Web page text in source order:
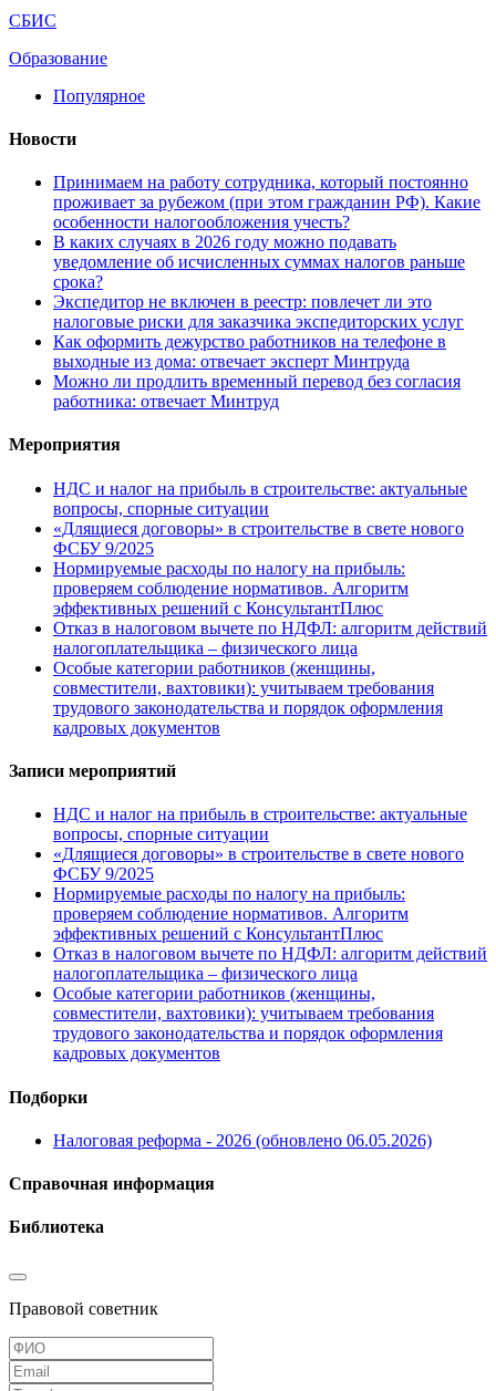
СБИС
Образование
Популярное
Новости
Принимаем на работу сотрудника, который постоянно
проживает за рубежом (при этом гражданин РФ). Какие
особенности налогообложения учесть?
В каких случаях в 2026 году можно подавать
уведомление об исчисленных суммах налогов раньше
срока?
Экспедитор не включен в реестр: повлечет ли это
налоговые риски для заказчика экспедиторских услуг
Как оформить дежурство работников на телефоне в
выходные из дома: отвечает эксперт Минтруда
Можно ли продлить временный перевод без согласия
работника: отвечает Минтруд
Мероприятия
НДС и налог на прибыль в строительстве: актуальные
вопросы, спорные ситуации
«Длящиеся договоры» в строительстве в свете нового
ФСБУ 9/2025
Нормируемые расходы по налогу на прибыль:
проверяем соблюдение нормативов. Алгоритм
эффективных решений с КонсультантПлюс
Отказ в налоговом вычете по НДФЛ: алгоритм действий
налогоплательщика – физического лица
Особые категории работников (женщины,
совместители, вахтовики): учитываем требования
трудового законодательства и порядок оформления
кадровых документов
Записи мероприятий
НДС и налог на прибыль в строительстве: актуальные
вопросы, спорные ситуации
«Длящиеся договоры» в строительстве в свете нового
ФСБУ 9/2025
Нормируемые расходы по налогу на прибыль:
проверяем соблюдение нормативов. Алгоритм
эффективных решений с КонсультантПлюс
Отказ в налоговом вычете по НДФЛ: алгоритм действий
налогоплательщика – физического лица
Особые категории работников (женщины,
совместители, вахтовики): учитываем требования
трудового законодательства и порядок оформления
кадровых документов
Подборки
Налоговая реформа - 2026 (обновлено 06.05.2026)
Справочная информация
Библиотека
Правовой советник